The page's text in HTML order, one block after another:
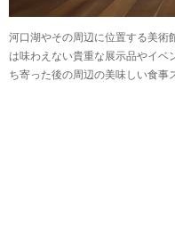
河口湖やその周辺に位置する美術
は味わえない貴重な展示品やイベ
ち寄った後の周辺の美味しい食事